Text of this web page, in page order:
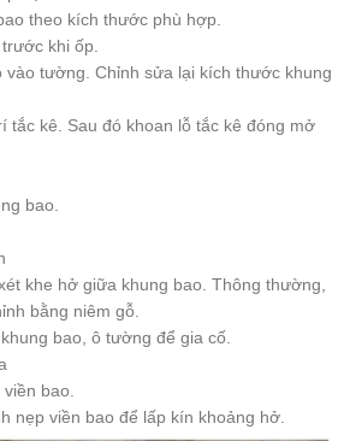
theo kích thước phù hợp.
khi ốp.
vào tường. Chỉnh sửa lại kích thước khung
tắc kê. Sau đó khoan lỗ tắc kê đóng mở
bao.
khe hở giữa khung bao. Thông thường,
bằng niêm gỗ.
bao, ô tường để gia cố.
bao.
nẹp viền bao để lấp kín khoảng hở.